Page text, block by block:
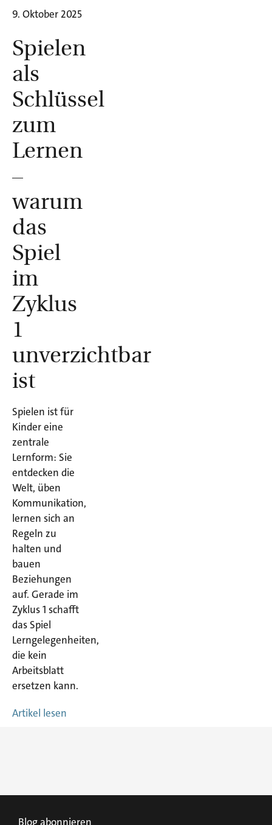
9. Oktober 2025
Spielen
als
Schlüssel
zum
Lernen
–
warum
das
Spiel
im
Zyklus
1
unverzichtbar
ist
Spielen ist für
Kinder eine
zentrale
Lernform: Sie
entdecken die
Welt, üben
Kommunikation,
lernen sich an
Regeln zu
halten und
bauen
Beziehungen
auf. Gerade im
Zyklus 1 schafft
das Spiel
Lerngelegenheiten,
die kein
Arbeitsblatt
ersetzen kann.
Artikel lesen
Blog abonnieren